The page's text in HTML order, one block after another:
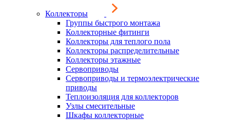
Коллекторы
Группы быстрого монтажа
Коллекторные фитинги
Коллекторы для теплого пола
Коллекторы распределительные
Коллекторы этажные
Сервоприводы
Сервоприводы и термоэлектрические
приводы
Теплоизоляция для коллекторов
Узлы смесительные
Шкафы коллекторные